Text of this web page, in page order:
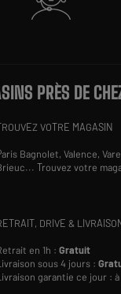
PRÈS DE
VOTRE MAGASIN
Bagnolet,Valence,
...Trouvez votre
DRIVE &
en 1h :Gratuit
sous 4 jours :
garantie ce jour :